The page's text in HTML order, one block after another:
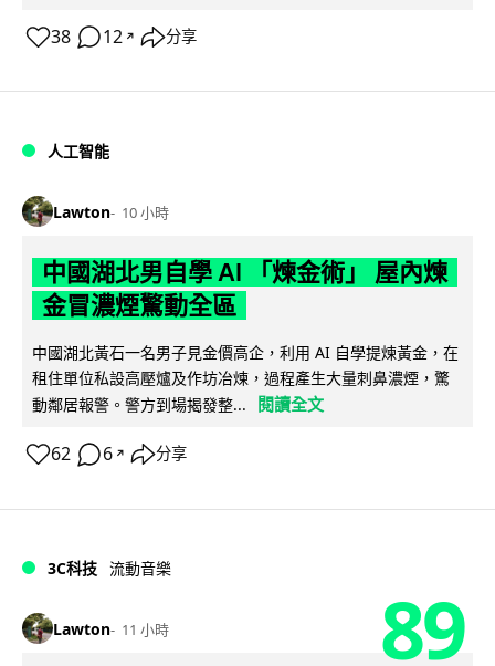
38 12 ↗ 分享
人工智能
Lawton 10 小時
中國湖北男自學 AI 「煉金術」 屋內煉
金冒濃煙驚動全區
中國湖北黃石一名男子見金價高企，利用 AI 自學提煉黃金，在
租住單位私設高壓爐及作坊冶煉，過程產生大量刺鼻濃煙，驚
動鄰居報警。警方到場揭發整...
閱讀全文
62 6 ↗ 分享
3C科技 流動音樂
Lawton 11 小時 89